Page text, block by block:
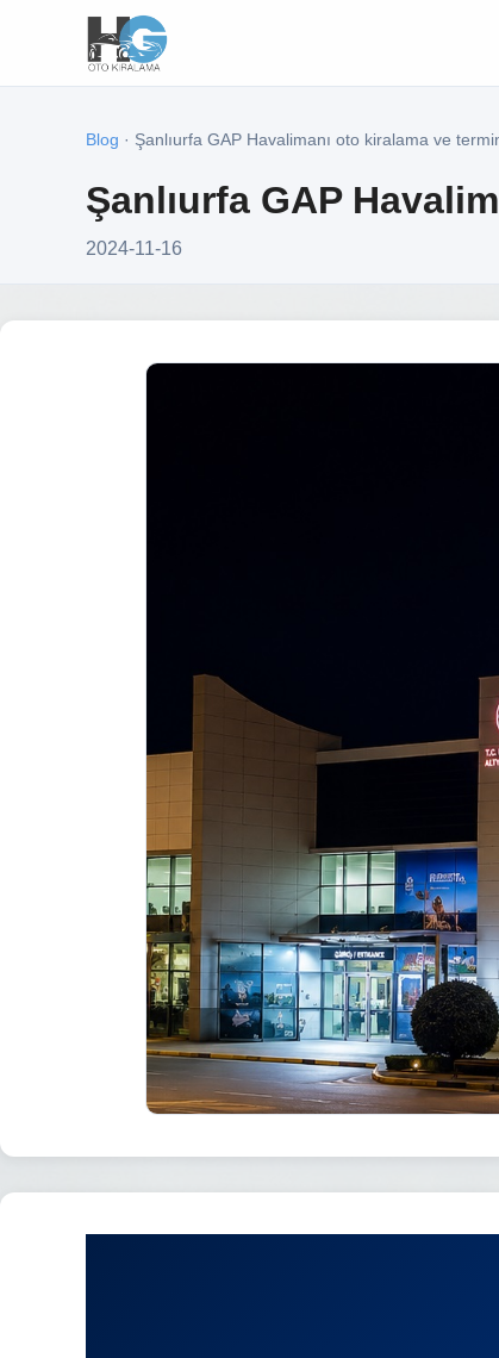
Blog · Şanlıurfa GAP Havalimanı oto kiralama ve
Şanlıurfa GAP
2024-11-16